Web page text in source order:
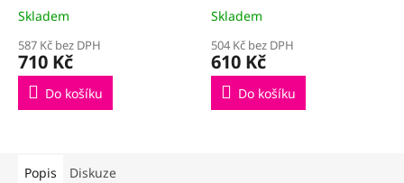
1/2"xEK; 15x1; přímé
Skladem
587 Kč bez DPH
710 Kč
Do košíku
1/2"xEK; 15x1; rohové
Skladem
504 Kč bez DPH
610 Kč
Do košíku
Popis Diskuze